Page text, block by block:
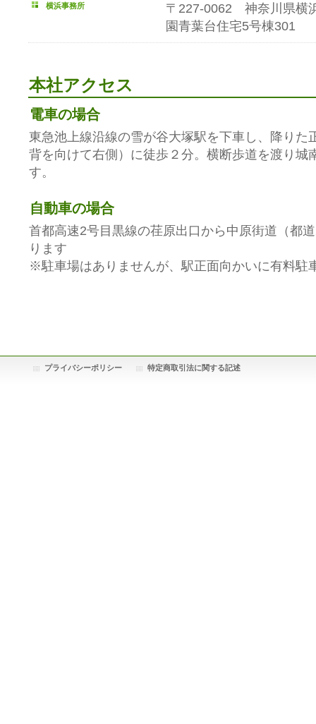
横浜事務所
〒227-0062 神奈川県横
園青葉台住宅5号棟301
本社アクセス
電車の場合
東急池上線沿線の雪が谷大塚駅を下車し、降りた
背を向けて右側）に徒歩２分。横断歩道を渡り城
す。
自動車の場合
首都高速2号目黒線の荏原出口から中原街道（都
ります
※駐車場はありませんが、駅正面向かいに有料駐
プライバシーポリシー 特定商取引法に関する記述